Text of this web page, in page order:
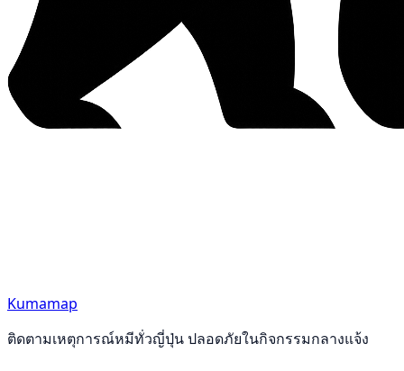
Kumamap
ติดตามเหตุการณ์หมีทั่วญี่ปุ่น ปลอดภัยในกิจกรรมกลางแจ้ง